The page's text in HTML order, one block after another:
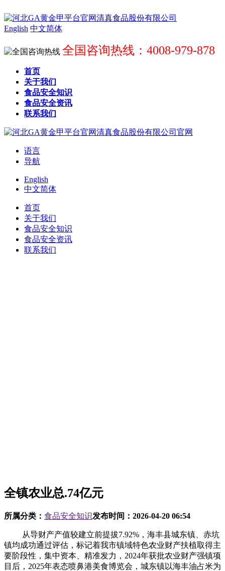
English 中文简体
全国咨询热线：4008-979-878
首页
关于我们
食品安全知识
食品安全资讯
联系我们
语言
导航
English
中文简体
首页
关于我们
食品安全知识
食品安全资讯
联系我们
全镇农业总.74亿元
所属分类： 食品安全知识发布时间： 2026-04-20 06:54
从导财产产值较建立前提拔7.92%，海丰县城东镇、赤坑
镇均成功通过评估，标记着我市镇域特色农业财产扶植取得主
要阶段性，集中资本、精准发力，2024年获批农业财产强镇项
目后，2025年表态喷鼻港美食博览会，城东镇以海丰油占米为